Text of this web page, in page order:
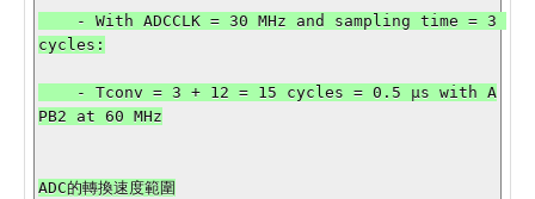
cycles:
PB2 at 60 MHz
ADC的轉換速度範圍